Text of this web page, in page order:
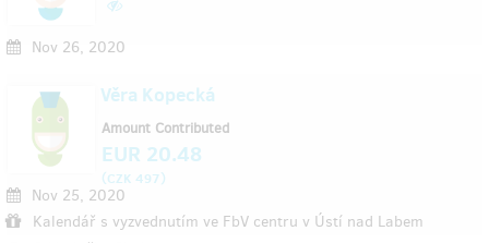
Nov 26, 2020
Věra Kopecká
Nov 25, 2020
Kalendář s vyzvednutím ve FbV centru v Ústí nad Labem
Amount Contributed
EUR 20.48
(CZK 497)